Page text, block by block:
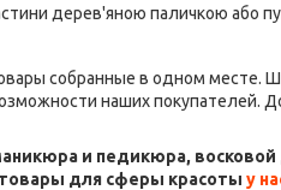
дерев'яною паличкою або
собранные в одном месте.
наших покупателей.
и педикюра,
для сферы красоты у